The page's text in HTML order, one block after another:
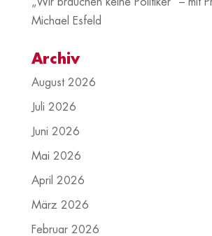
Michael Esfeld
Archiv
August 2026
Juli 2026
Juni 2026
Mai 2026
April 2026
März 2026
Februar 2026